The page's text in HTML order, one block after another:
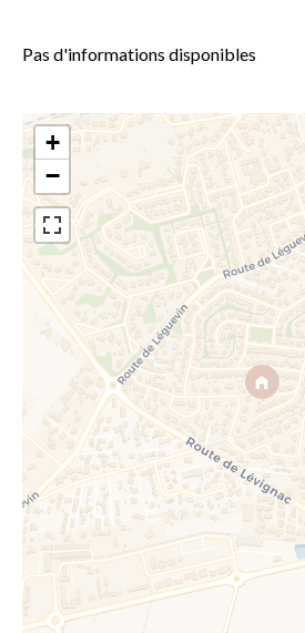
Pas d'informations disponibles
+
−